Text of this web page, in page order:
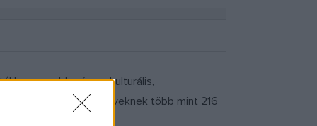
legnagyobb városa kulturális,
biztosította, amelyeknek több mint 216